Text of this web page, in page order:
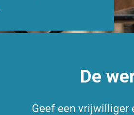
De
Geef een vrijwilliger